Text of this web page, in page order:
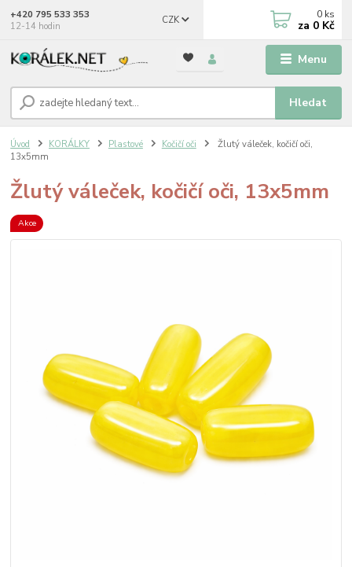
Menu
CZK
Hledat
+420 795 533 353
12-14 hodin
0 ks
za 0 Kč
Úvod KORÁLKY Plastové Kočičí oči
Žlutý váleček, kočičí oči,
13x5mm
Žlutý váleček, kočičí oči, 13x5mm
Akce